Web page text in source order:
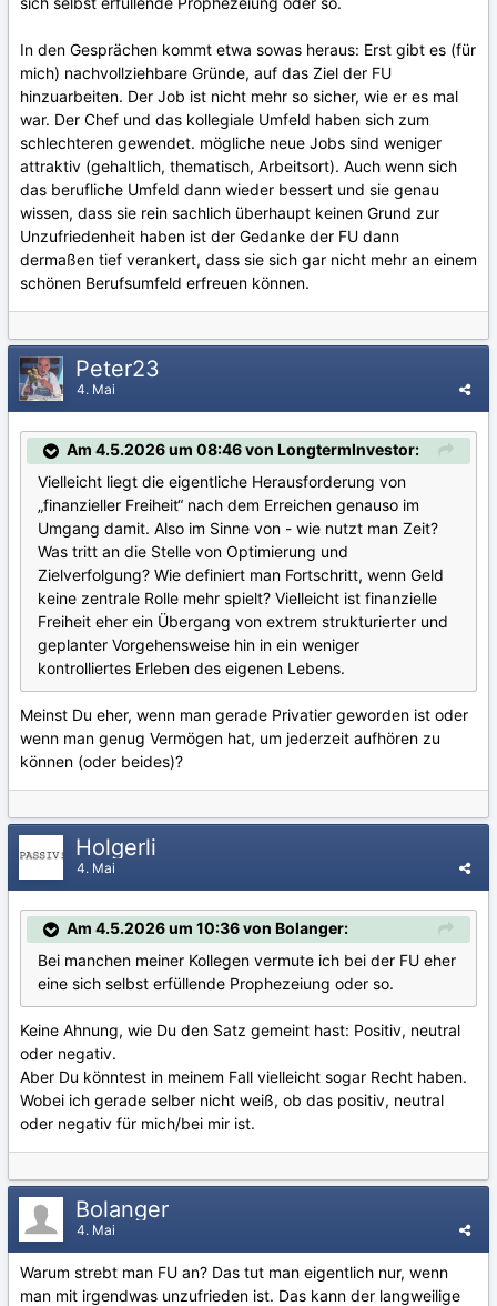
In den Gesprächen kommt etwa sowas heraus: Erst gibt es (für
mich) nachvollziehbare Gründe, auf das Ziel der FU
hinzuarbeiten. Der Job ist nicht mehr so sicher, wie er es mal
war. Der Chef und das kollegiale Umfeld haben sich zum
schlechteren gewendet. mögliche neue Jobs sind weniger
attraktiv (gehaltlich, thematisch, Arbeitsort). Auch wenn sich
das berufliche Umfeld dann wieder bessert und sie genau
wissen, dass sie rein sachlich überhaupt keinen Grund zur
Unzufriedenheit haben ist der Gedanke der FU dann
dermaßen tief verankert, dass sie sich gar nicht mehr an einem
schönen Berufsumfeld erfreuen können.
Peter23
4. Mai
Am 4.5.2026 um 08:46 von LongtermInvestor:
Vielleicht liegt die eigentliche Herausforderung von
„finanzieller Freiheit“ nach dem Erreichen genauso im
Umgang damit. Also im Sinne von - wie nutzt man Zeit?
Was tritt an die Stelle von Optimierung und
Zielverfolgung? Wie definiert man Fortschritt, wenn Geld
keine zentrale Rolle mehr spielt? Vielleicht ist finanzielle
Freiheit eher ein Übergang von extrem strukturierter und
geplanter Vorgehensweise hin in ein weniger
kontrolliertes Erleben des eigenen Lebens.
Meinst Du eher, wenn man gerade Privatier geworden ist oder
wenn man genug Vermögen hat, um jederzeit aufhören zu
können (oder beides)?
Holgerli
4. Mai
Am 4.5.2026 um 10:36 von Bolanger:
Bei manchen meiner Kollegen vermute ich bei der FU eher
eine sich selbst erfüllende Prophezeiung oder so.
Keine Ahnung, wie Du den Satz gemeint hast: Positiv, neutral
oder negativ.
Aber Du könntest in meinem Fall vielleicht sogar Recht haben.
Wobei ich gerade selber nicht weiß, ob das positiv, neutral
oder negativ für mich/bei mir ist.
Bolanger
4. Mai
Warum strebt man FU an? Das tut man eigentlich nur, wenn
man mit irgendwas unzufrieden ist. Das kann der langweilige